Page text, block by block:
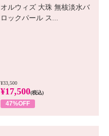
オルウィズ 大珠 無核淡水バ
ロックパール ス...
¥33,500
¥17,500(税込)
47%OFF